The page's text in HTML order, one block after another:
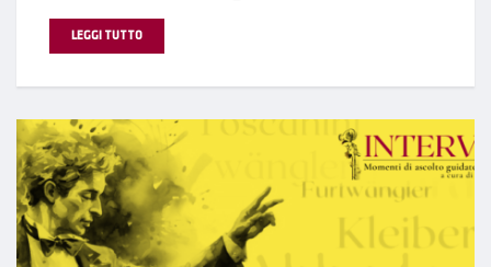
LEGGI TUTTO